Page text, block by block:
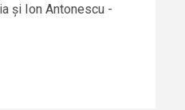
și Ion Antonescu -